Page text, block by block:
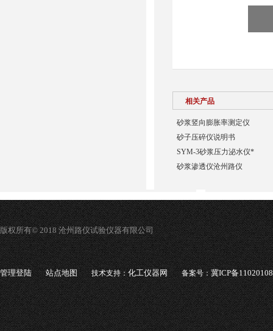
相关产品
砂浆竖向膨胀率测定仪
砂子压碎仪说明书
SYM-3砂浆压力泌水仪*
砂浆渗透仪沧州路仪
版权所有© 2018 沧州路仪试验仪器有限公司
管理登陆 站点地图 技术支持：化工仪器网 备案号：冀ICP备